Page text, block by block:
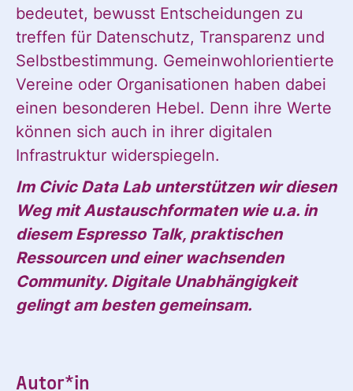
bedeutet, bewusst Entscheidungen zu
treffen für Datenschutz, Transparenz und
Selbstbestimmung. Gemeinwohlorientierte
Vereine oder Organisationen haben dabei
einen besonderen Hebel. Denn ihre Werte
können sich auch in ihrer digitalen
Infrastruktur widerspiegeln.
Im Civic Data Lab unterstützen wir diesen
Weg mit Austauschformaten wie u.a. in
diesem Espresso Talk, praktischen
Ressourcen und einer wachsenden
Community. Digitale Unabhängigkeit
gelingt am besten gemeinsam.
Autor*in